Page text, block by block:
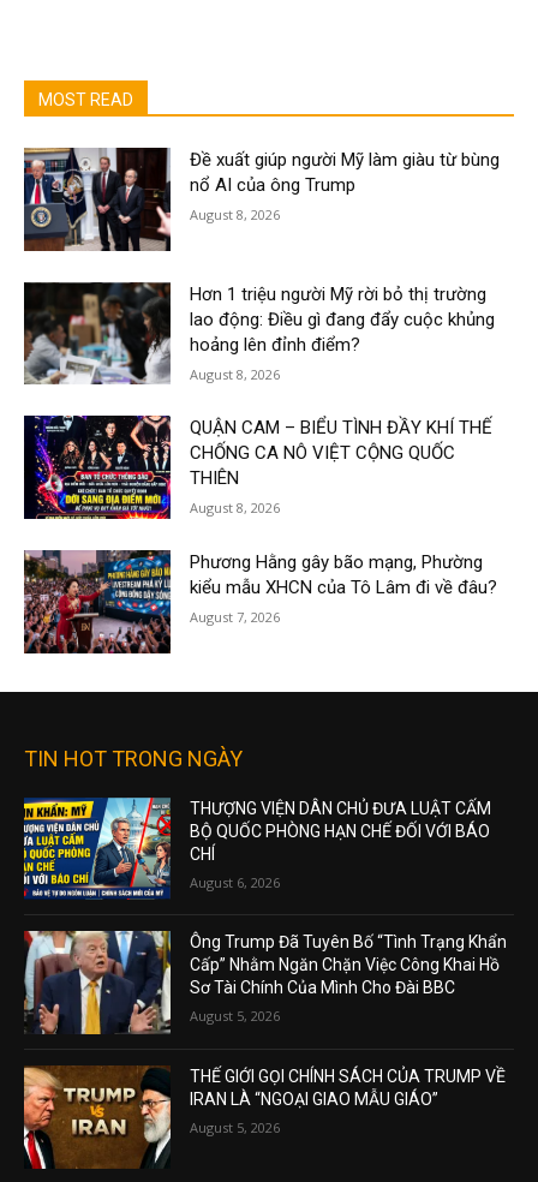
MOST READ
Đề xuất giúp người Mỹ làm giàu từ bùng
nổ AI của ông Trump
August 8, 2026
Hơn 1 triệu người Mỹ rời bỏ thị trường
lao động: Điều gì đang đẩy cuộc khủng
hoảng lên đỉnh điểm?
August 8, 2026
QUẬN CAM – BIỂU TÌNH ĐẦY KHÍ THẾ
CHỐNG CA NÔ VIỆT CỘNG QUỐC
THIÊN
August 8, 2026
Phương Hằng gây bão mạng, Phường
kiểu mẫu XHCN của Tô Lâm đi về đâu?
August 7, 2026
TIN HOT TRONG NGÀY
THƯỢNG VIỆN DÂN CHỦ ĐƯA LUẬT CẤM
BỘ QUỐC PHÒNG HẠN CHẾ ĐỐI VỚI BÁO
CHÍ
August 6, 2026
Ông Trump Đã Tuyên Bố “Tình Trạng Khẩn
Cấp” Nhằm Ngăn Chặn Việc Công Khai Hồ
Sơ Tài Chính Của Mình Cho Đài BBC
August 5, 2026
THẾ GIỚI GỌI CHÍNH SÁCH CỦA TRUMP VỀ
IRAN LÀ “NGOẠI GIAO MẪU GIÁO”
August 5, 2026